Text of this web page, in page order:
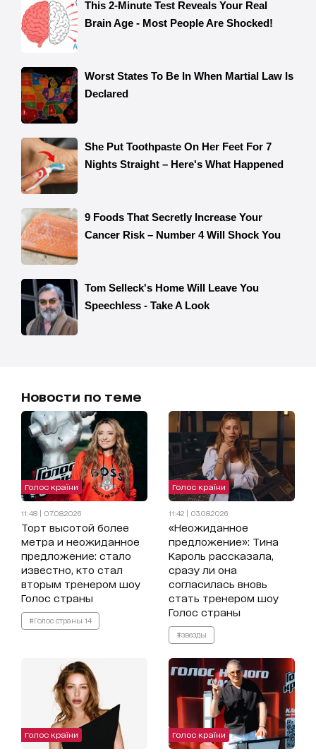
Новости по теме
Голос країни
11:48 | 07.08.2026
Торт высотой более
метра и неожиданное
предложение: стало
известно, кто стал
вторым тренером шоу
Голос страны
#Голос страны 14
Голос країни
11:42 | 03.08.2026
«Неожиданное
предложение»: Тина
Кароль рассказала,
сразу ли она
согласилась вновь
стать тренером шоу
Голос страны
#звезды
Голос країни Голос країни